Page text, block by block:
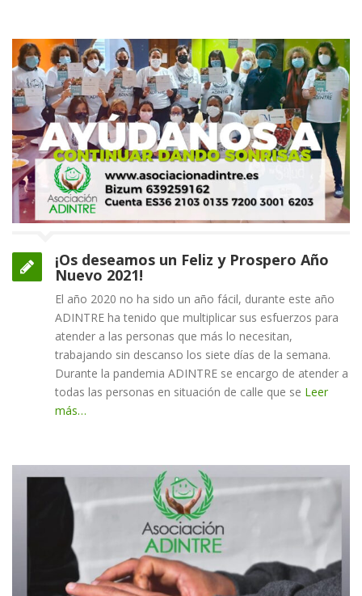
¡Os deseamos un Feliz y Prospero Año
Nuevo 2021!
El año 2020 no ha sido un año fácil, durante este año
ADINTRE ha tenido que multiplicar sus esfuerzos para
atender a las personas que más lo necesitan,
trabajando sin descanso los siete días de la semana.
Durante la pandemia ADINTRE se encargo de atender a
todas las personas en situación de calle que se Leer
más…